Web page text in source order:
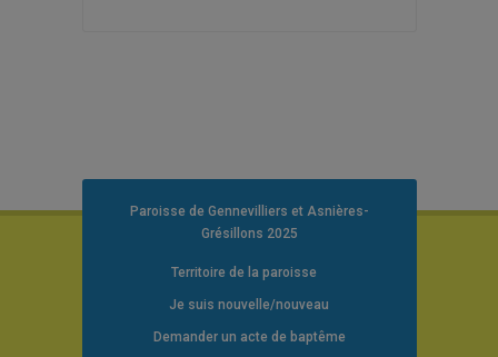
Paroisse de Gennevilliers et Asnières-
Grésillons 2025
Territoire de la paroisse
Je suis nouvelle/nouveau
Demander un acte de baptême